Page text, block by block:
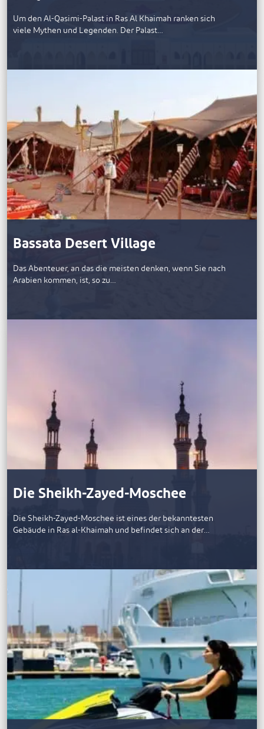
Um den Al-Qasimi-Palast in Ras Al Khaimah ranken sich
viele Mythen und Legenden. Der Palast…
Bassata Desert Village
Das Abenteuer, an das die meisten denken, wenn Sie nach
Arabien kommen, ist, so zu…
Die Sheikh-Zayed-Moschee
Die Sheikh-Zayed-Moschee ist eines der bekanntesten
Gebäude in Ras al-Khaimah und befindet sich an der…